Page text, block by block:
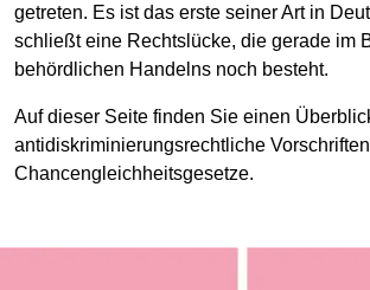
getreten. Es ist das erste seiner Art in
schließt eine Rechtslücke, die gerade im
behördlichen Handelns noch besteht.
Auf dieser Seite finden Sie einen
antidiskriminierungsrechtliche
Chancengleichheitsgesetze.